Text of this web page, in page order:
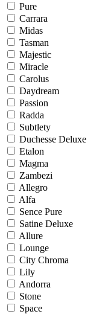
Pure
Carrara
Midas
Tasman
Majestic
Miracle
Carolus
Daydream
Passion
Radda
Subtlety
Duchesse Deluxe
Etalon
Magma
Zambezi
Allegro
Alfa
Sence Pure
Satine Deluxe
Allure
Lounge
City Chroma
Lily
Andorra
Stone
Space